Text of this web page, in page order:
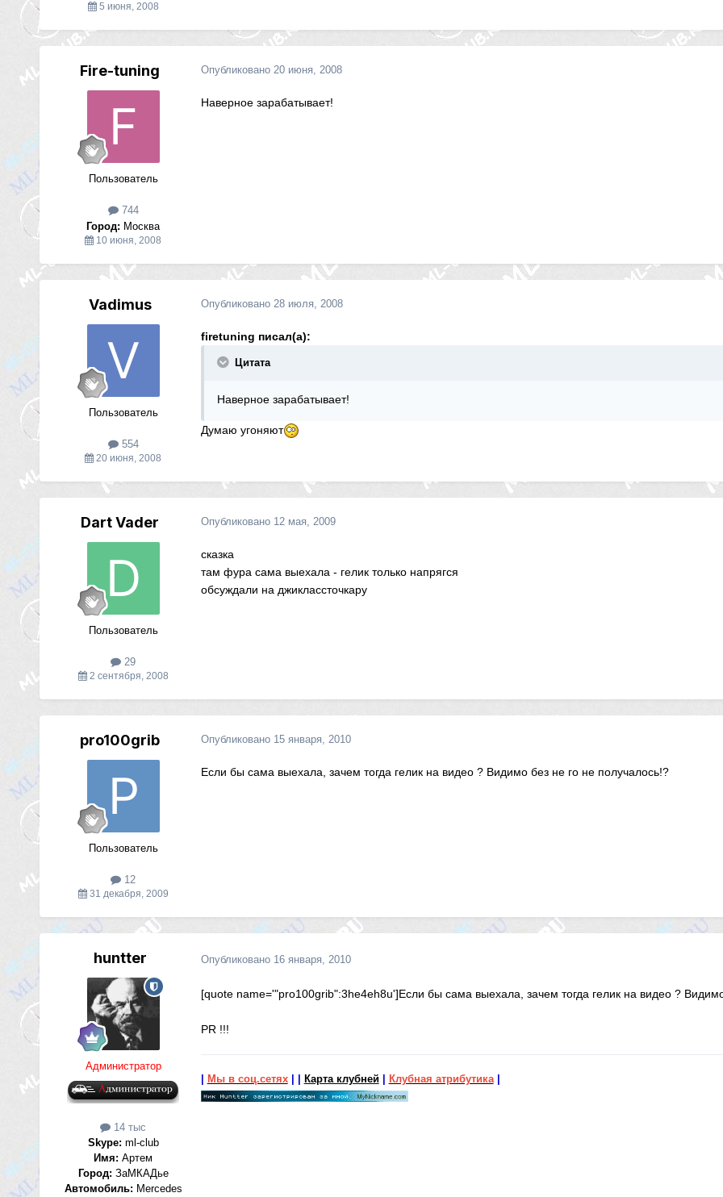
5 июня, 2008
Fire-tuning
Пользователь
744
Город: Москва
10 июня, 2008
Опубликовано 20 июня, 2008
Наверное зарабатывает!
Vadimus
Пользователь
554
20 июня, 2008
Опубликовано 28 июля, 2008
firetuning писал(а):
Цитата
Наверное зарабатывает!
Думаю угоняют
Dart Vader
Пользователь
29
2 сентября, 2008
Опубликовано 12 мая, 2009
сказка
там фура сама выехала - гелик только напрягся
обсуждали на джиклассточкару
pro100grib
Пользователь
12
31 декабря, 2009
Опубликовано 15 января, 2010
Если бы сама выехала, зачем тогда гелик на видео ? Видимо без не го не получалось!?
huntter
Администратор
14 тыс
Skype: ml-club
Имя: Артем
Город: ЗаМКАДье
Автомобиль: Mercedes
Опубликовано 16 января, 2010
[quote name='"pro100grib":3he4eh8u']Если бы сама выехала, зачем тогда гелик на видео ?
PR !!!
Мы в соц.сетях Карта клубней| Клубная атрибутика|